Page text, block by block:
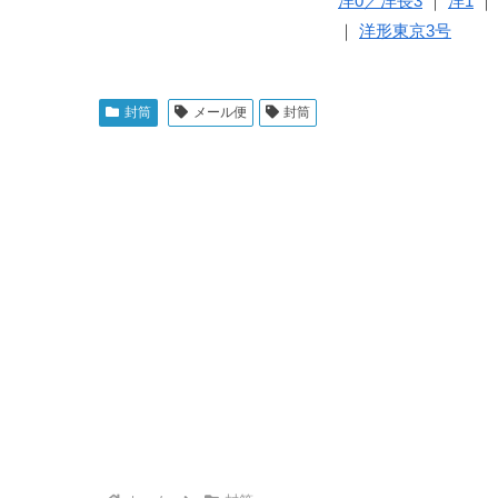
洋形東京3号
封筒 メール便 封筒